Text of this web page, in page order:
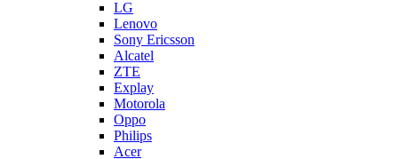
LG
Lenovo
Sony Ericsson
Alcatel
ZTE
Explay
Motorola
Oppo
Philips
Acer